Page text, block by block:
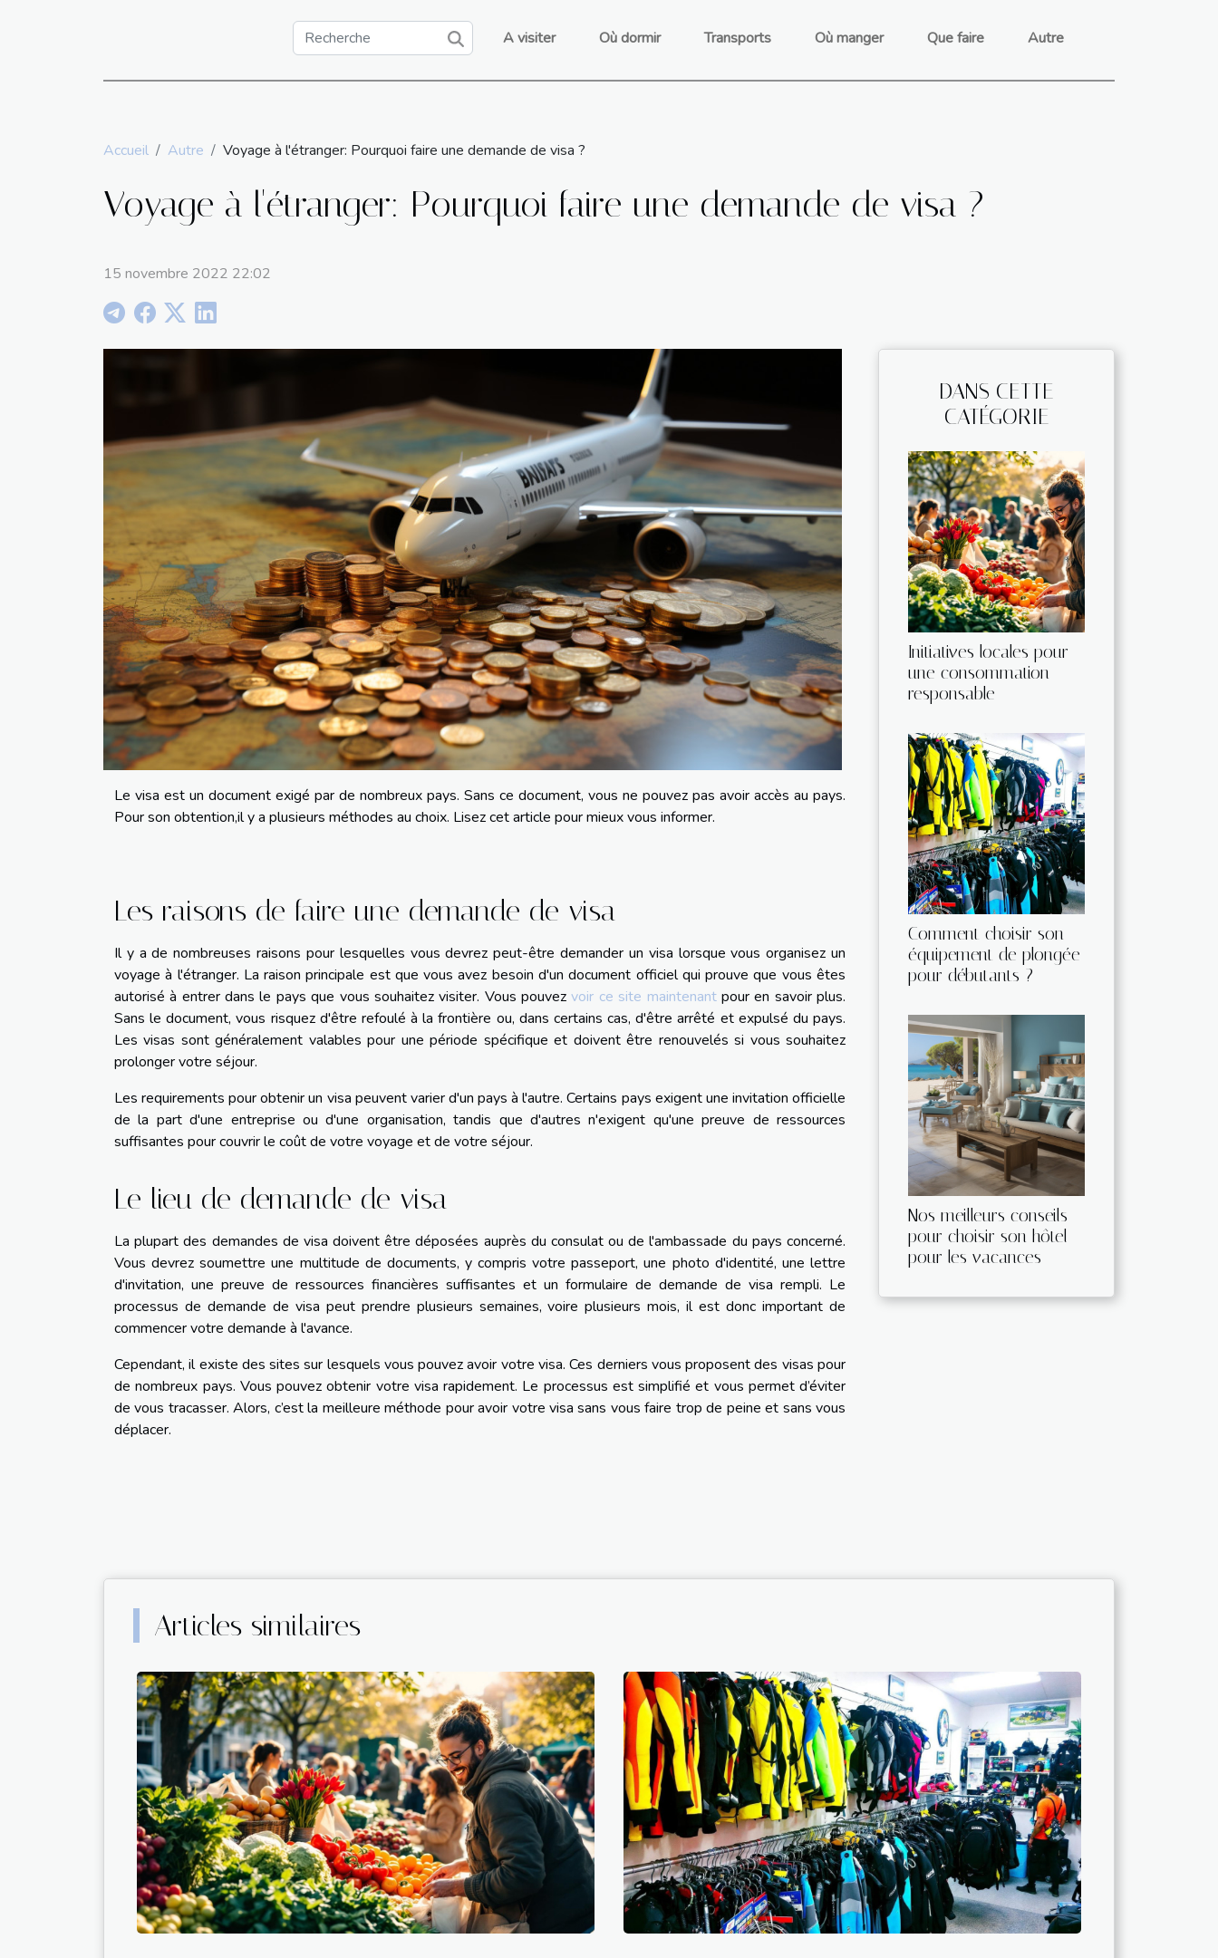
A visiter Où dormir Transports Où manger Que faire Autre
Accueil Autre Voyage à l'étranger: Pourquoi faire une demande de visa ?
Voyage à l'étranger: Pourquoi faire une demande de visa ?
15 novembre 2022 22:02
Le visa est un document exigé par de nombreux pays. Sans ce document, vous ne pouvez pas avoir accès au pays.
Pour son obtention,il y a plusieurs méthodes au choix. Lisez cet article pour mieux vous informer.
Les raisons de faire une demande de visa
Il y a de nombreuses raisons pour lesquelles vous devrez peut-être demander un visa lorsque vous organisez un
voyage à l'étranger. La raison principale est que vous avez besoin d'un document officiel qui prouve que vous êtes
autorisé à entrer dans le pays que vous souhaitez visiter. Vous pouvezvoir ce site maintenantpour en savoir plus.
Sans le document, vous risquez d'être refoulé à la frontière ou, dans certains cas, d'être arrêté et expulsé du pays.
Les visas sont généralement valables pour une période spécifique et doivent être renouvelés si vous souhaitez
prolonger votre séjour.
Les requirements pour obtenir un visa peuvent varier d'un pays à l'autre. Certains pays exigent une invitation officielle
de la part d'une entreprise ou d'une organisation, tandis que d'autres n'exigent qu'une preuve de ressources
suffisantes pour couvrir le coût de votre voyage et de votre séjour.
Le lieu de demande de visa
La plupart des demandes de visa doivent être déposées auprès du consulat ou de l'ambassade du pays concerné.
Vous devrez soumettre une multitude de documents, y compris votre passeport, une photo d'identité, une lettre
d'invitation, une preuve de ressources financières suffisantes et un formulaire de demande de visa rempli. Le
processus de demande de visa peut prendre plusieurs semaines, voire plusieurs mois, il est donc important de
commencer votre demande à l'avance.
Cependant, il existe des sites sur lesquels vous pouvez avoir votre visa. Ces derniers vous proposent des visas pour
de nombreux pays. Vous pouvez obtenir votre visa rapidement. Le processus est simplifié et vous permet d’éviter
de vous tracasser. Alors, c’est la meilleure méthode pour avoir votre visa sans vous faire trop de peine et sans vous
déplacer.
DANS CETTE
CATÉGORIE
Initiatives locales pour
une consommation
responsable
Comment choisir son
équipement de plongée
pour débutants ?
Nos meilleurs conseils
pour choisir son hôtel
pour les vacances
Articles similaires